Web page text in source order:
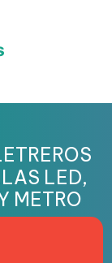
LED,
METRO